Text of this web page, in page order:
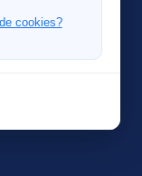
cookies?